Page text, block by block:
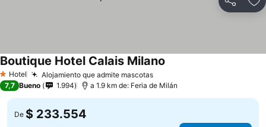
Compartir
1 Estrellas
Hotel Alojamiento que admite mascotas
Boutique Hotel Calais Milano
7,7 Bueno 1.994 a 1.9 km de: Feria de Milán
De $ 233.554